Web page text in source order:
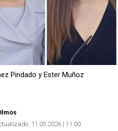
Pindado y Ester Muñoz
11.05.2026 | 11:00